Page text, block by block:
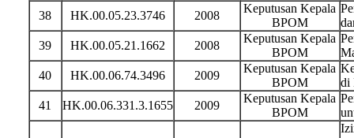
38
HK.00.05.23.3746 2008
Keputusan Kepala
BPOM
39
HK.00.05.21.1662 2008
Keputusan Kepala
BPOM
40
HK.00.06.74.3496 2009
Keputusan Kepala
BPOM
di
41
HK.00.06.331.3.1655 2009
Keputusan Kepala
BPOM